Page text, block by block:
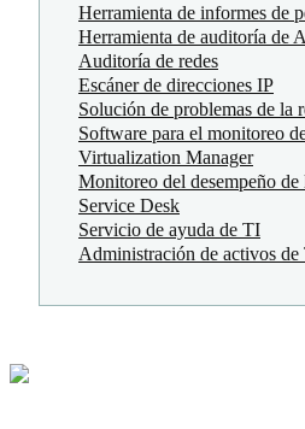
Herramienta de informes de
Herramienta de auditoría de
Auditoría de redes
Escáner de direcciones IP
Solución de problemas de la
Software para el monitoreo
Virtualization Manager
Monitoreo del desempeño de
Service Desk
Servicio de ayuda de TI
Administración de activos de